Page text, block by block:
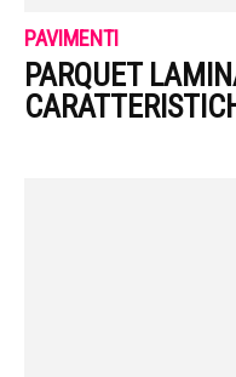
PAVIMENTI
PARQUET